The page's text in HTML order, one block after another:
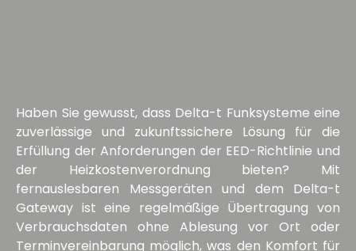
Haben Sie gewusst, dass Delta-t Funksysteme eine
zuverlässige und zukunftssichere Lösung für die
Erfüllung der Anforderungen der EED-Richtlinie und
der Heizkostenverordnung bieten? Mit
fernauslesbaren Messgeräten und dem Delta-t
Gateway ist eine regelmäßige Übertragung von
Verbrauchsdaten ohne Ablesung vor Ort oder
Terminvereinbarung möglich, was den Komfort für